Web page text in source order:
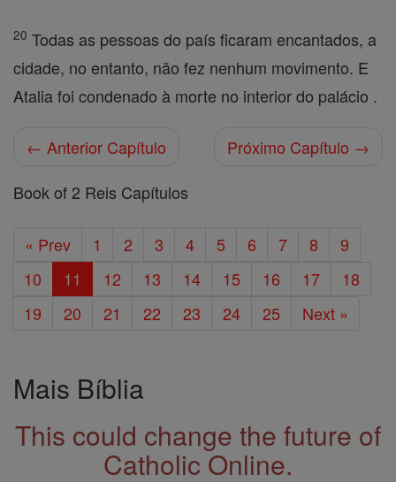
20 Todas as pessoas do país ficaram encantados, a
cidade, no entanto, não fez nenhum movimento. E
Atalia foi condenado à morte no interior do palácio .
← Anterior Capítulo
Próximo Capítulo →
Book of 2 Reis Capítulos
« Prev 1 2 3 4 5 6 7 8
9
10
11 12 13 14 15 16 17
18
19
20 21 22 23 24 25 Next »
Mais Bíblia
This could change the future of
Catholic Online.